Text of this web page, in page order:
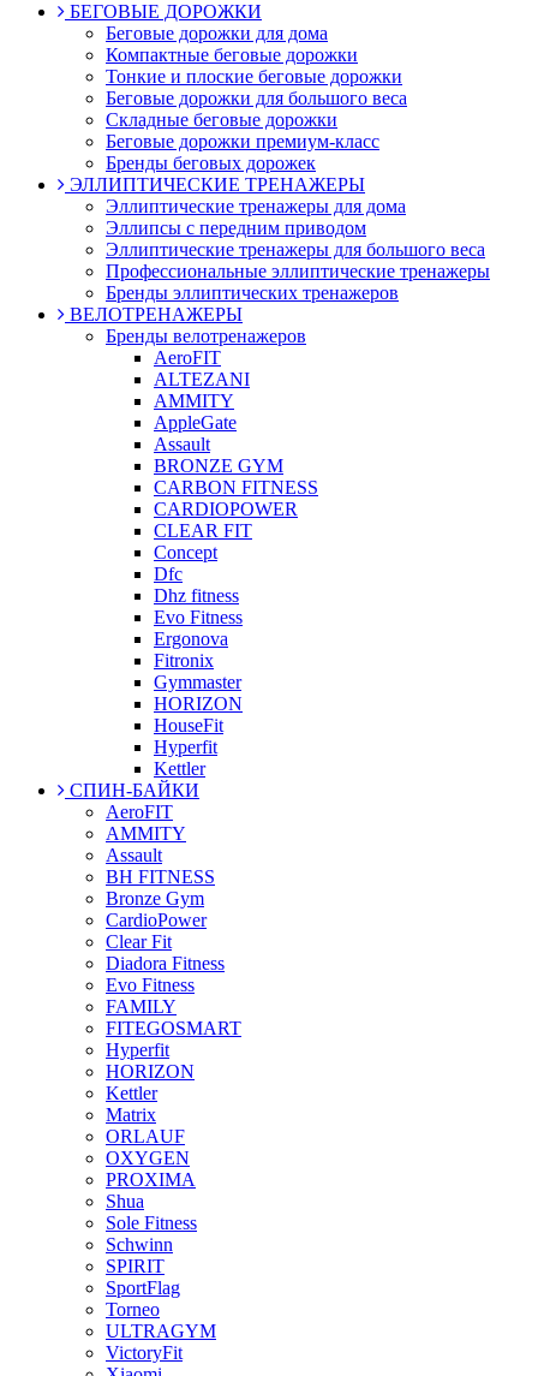
БЕГОВЫЕ ДОРОЖКИ
Беговые дорожки для дома
Компактные беговые дорожки
Тонкие и плоские беговые дорожки
Беговые дорожки для большого веса
Складные беговые дорожки
Беговые дорожки премиум-класс
Бренды беговых дорожек
ЭЛЛИПТИЧЕСКИЕ ТРЕНАЖЕРЫ
Эллиптические тренажеры для дома
Эллипсы с передним приводом
Эллиптические тренажеры для большого веса
Профессиональные эллиптические тренажеры
Бренды эллиптических тренажеров
ВЕЛОТРЕНАЖЕРЫ
Бренды велотренажеров
AeroFIT
ALTEZANI
AMMITY
AppleGate
Assault
BRONZE GYM
CARBON FITNESS
CARDIOPOWER
CLEAR FIT
Concept
Dfc
Dhz fitness
Evo Fitness
Ergonova
Fitronix
Gymmaster
HORIZON
HouseFit
Hyperfit
Kettler
СПИН-БАЙКИ
AeroFIT
AMMITY
Assault
BH FITNESS
Bronze Gym
CardioPower
Clear Fit
Diadora Fitness
Evo Fitness
FAMILY
FITEGOSMART
Hyperfit
HORIZON
Kettler
Matrix
ORLAUF
OXYGEN
PROXIMA
Shua
Sole Fitness
Schwinn
SPIRIT
SportFlag
Torneo
ULTRAGYM
VictoryFit